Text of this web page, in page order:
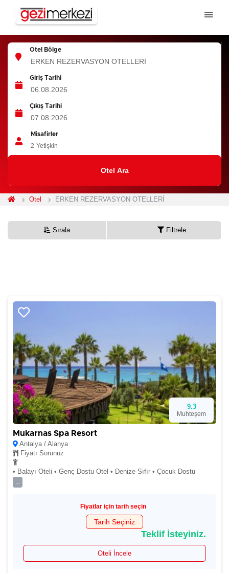
Otel Bölge
Giriş Tarihi
Çıkış Tarihi
Misafirler
2 Yetişkin
Otel Ara
Otel ERKEN REZERVASYON OTELLERİ
Sırala Filtrele
9.3
Muhteşem
Mukarnas Spa Resort
Antalya / Alanya
Fiyatı Sorunuz
• Balayı Oteli • Genç Dostu Otel • Denize Sıfır • Çocuk Dostu
Fiyatlar için tarih seçin
Tarih Seçiniz
Teklif İsteyiniz.
Oteli İncele